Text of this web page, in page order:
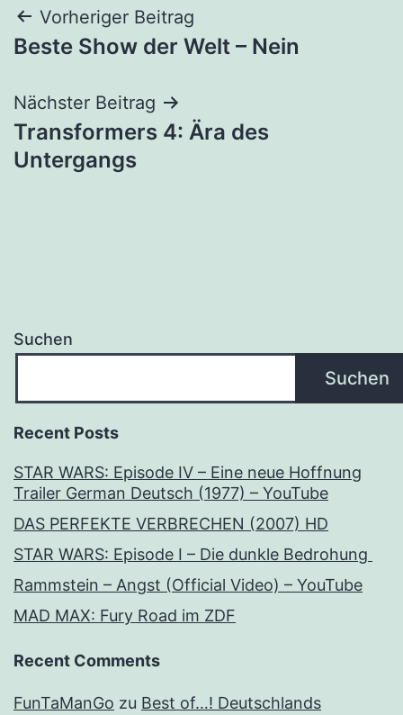
Beitragsnavigation
Vorheriger Beitrag
Beste Show der Welt – Nein
Nächster Beitrag
Transformers 4: Ära des
Untergangs
Suchen
Suchen
Recent Posts
STAR WARS: Episode IV – Eine neue Hoffnung
Trailer German Deutsch (1977) – YouTube
DAS PERFEKTE VERBRECHEN (2007) HD
STAR WARS: Episode I – Die dunkle Bedrohung
Rammstein – Angst (Official Video) – YouTube
MAD MAX: Fury Road im ZDF
Recent Comments
FunTaManGo zu Best of…! Deutschlands